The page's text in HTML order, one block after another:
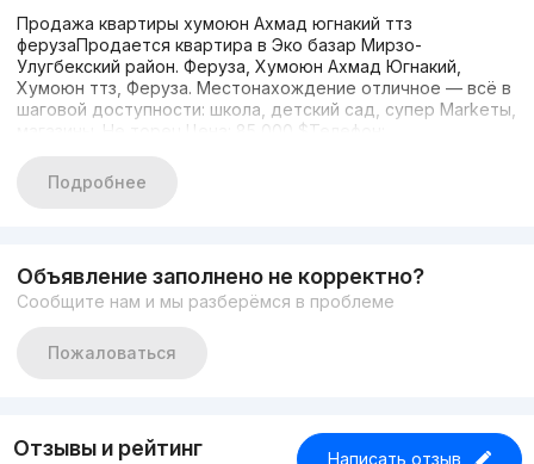
Продажа квартиры хумоюн Ахмад югнакий ттз
ферузаПродается квартира в Эко базар Мирзо-
Улугбекский район. Феруза, Хумоюн Ахмад Югнакий,
Хумоюн ттз, Феруза. Местонахождение отличное — всё в
шаговой доступности: школа, детский сад, супер Markеты,
магазины. Не торец.Цена: 85 000 $Телефон:
Количество комнат: 3- Этаж: 3 из 4- Тип строения:
новостройка- Планировка: Раздельная- Санузел:
Подробнее
Объявление заполнено не корректно?
Сообщите нам и мы разберёмся в проблеме
Пожаловаться
Отзывы и рейтинг Написать отзыв